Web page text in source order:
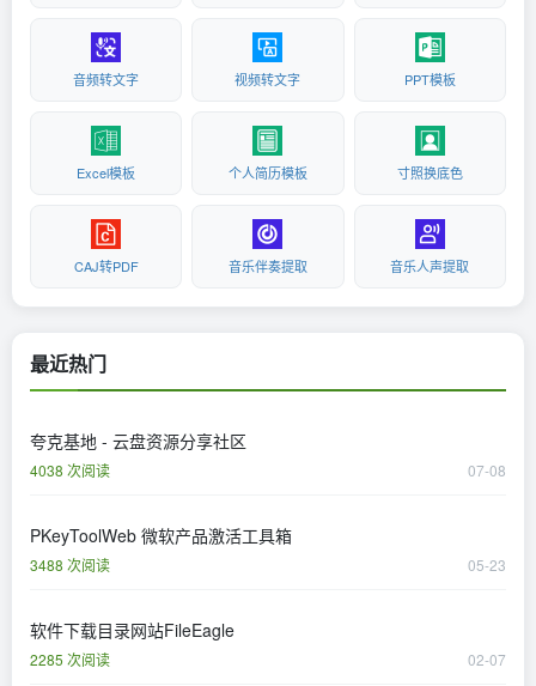
音频转文字 视频转文字 PPT模板
Excel模板 个人简历模板 寸照换底色
CAJ转PDF 音乐伴奏提取 音乐人声提取
最近热门
夸克基地 - 云盘资源分享社区
4038 次阅读 07-08
PKeyToolWeb 微软产品激活工具箱
3488 次阅读 05-23
软件下载目录网站FileEagle
2285 次阅读 02-07